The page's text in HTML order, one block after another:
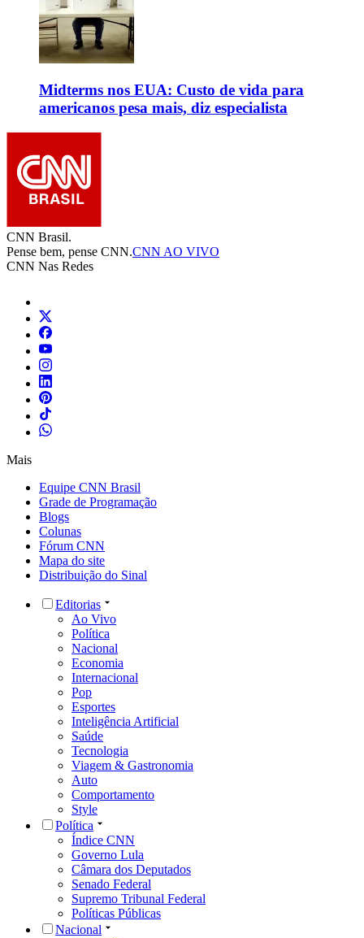
Midterms nos EUA: Custo de vida para
americanos pesa mais, diz especialista
CNN Brasil.
Pense bem, pense CNN.CNN AO VIVO
CNN Nas Redes
Mais
Equipe CNN Brasil
Grade de Programação
Blogs
Colunas
Fórum CNN
Mapa do site
Distribuição do Sinal
Editorias
Ao Vivo
Política
Nacional
Economia
Internacional
Pop
Esportes
Inteligência Artificial
Saúde
Tecnologia
Viagem & Gastronomia
Auto
Comportamento
Style
Política
Índice CNN
Governo Lula
Câmara dos Deputados
Senado Federal
Supremo Tribunal Federal
Políticas Públicas
Nacional